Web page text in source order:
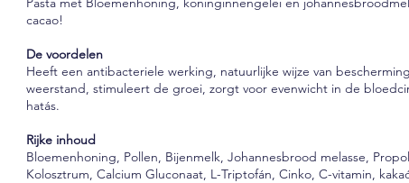
cacao!
De voordelen
Heeft een antibacteriele werking, natuurlijke wijze van
weerstand, stimuleert de groei, zorgt voor evenwicht in de
hatás.
Rijke inhoud
Bloemenhoning, Pollen, Bijenmelk, Johannesbrood melasse,
Kolosztrum, Calcium Gluconaat, L-Triptofán, Cinko, C-vitamin,